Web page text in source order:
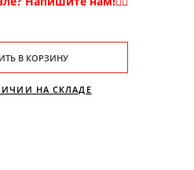
В КОРЗИНУ
НА СКЛАДЕ